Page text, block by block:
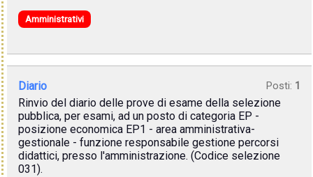
Amministrativi
Diario Posti: 1
Rinvio del diario delle prove di esame della selezione
pubblica, per esami, ad un posto di categoria EP -
posizione economica EP1 - area amministrativa-
gestionale - funzione responsabile gestione percorsi
didattici, presso l'amministrazione. (Codice selezione
031).